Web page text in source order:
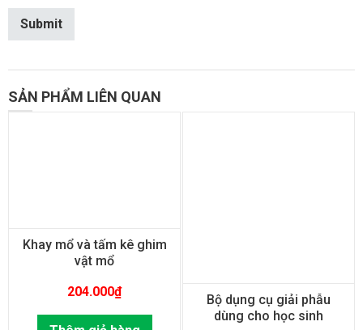
SẢN PHẨM LIÊN QUAN
Khay mổ và tấm kê ghim
vật mổ
204.000₫
Bộ dụng cụ giải phẫu
dùng cho học sinh